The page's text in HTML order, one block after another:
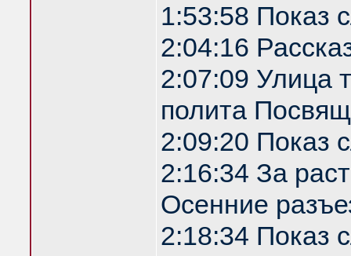
1:53:58 Показ
2:04:16
2:07:09 Улица
полита
2:09:20 Показ
2:16:34 За
Осенние
2:18:34 Показ